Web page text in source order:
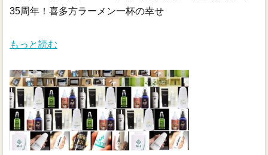
35周年！喜多方ラーメン一杯の幸せ
もっと読む